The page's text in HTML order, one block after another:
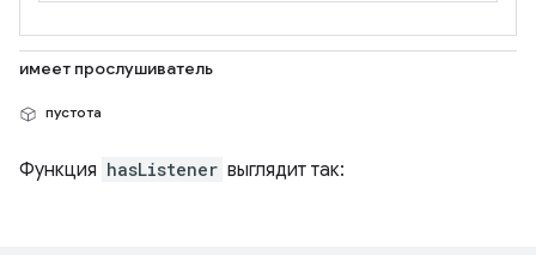
имеет прослушиватель
пустота
Функция hasListener выглядит так: